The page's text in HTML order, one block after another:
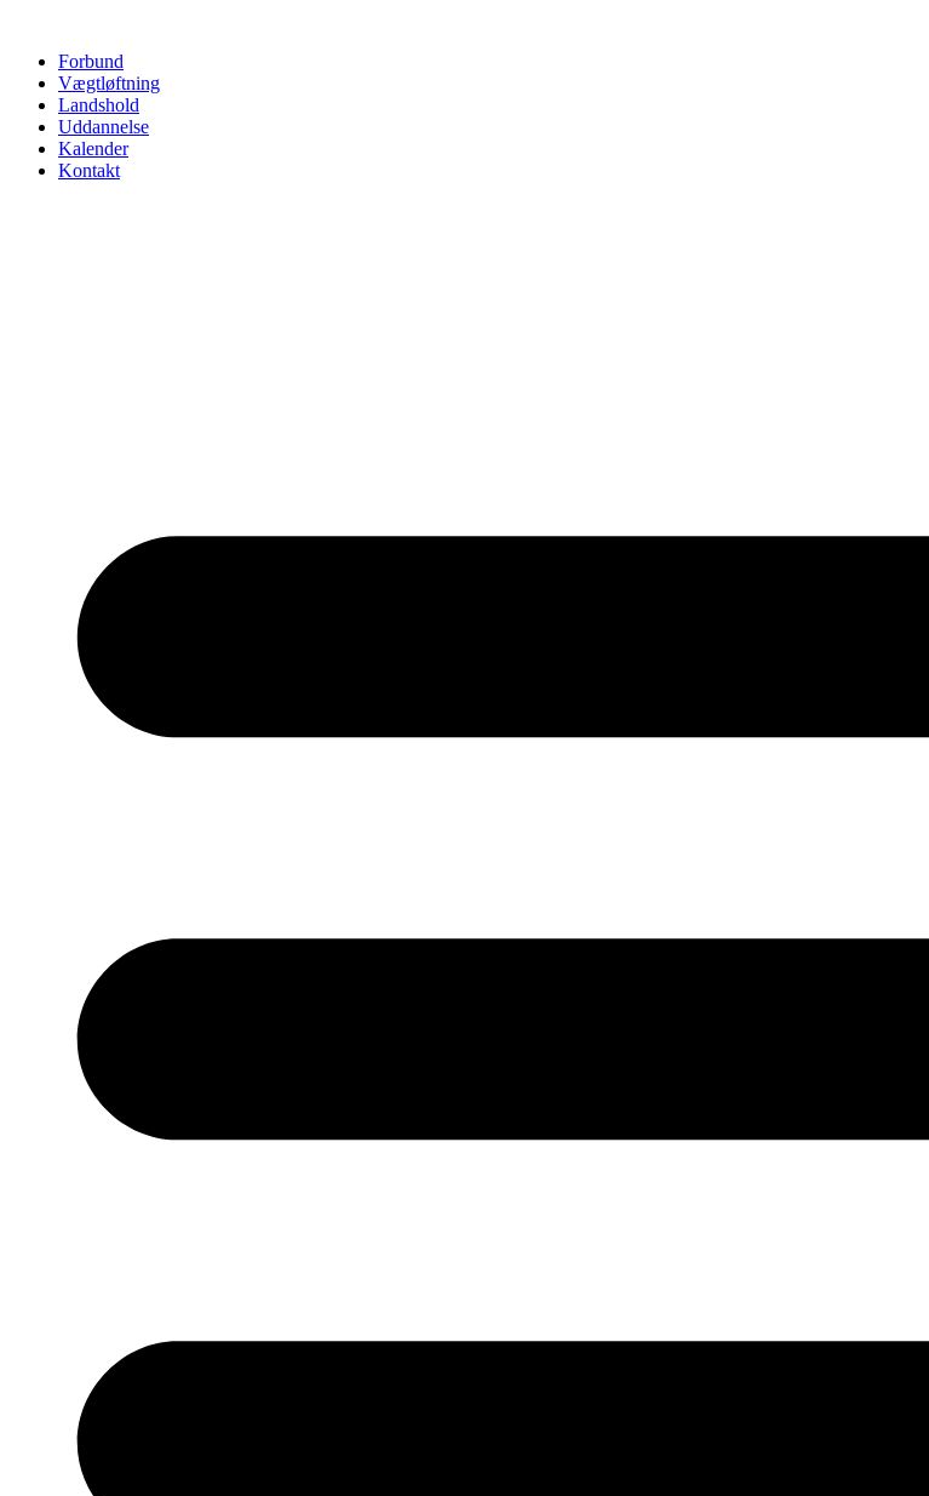
indholdForbund
Vægtløftning
Landshold
Uddannelse
Kalender
Kontakt